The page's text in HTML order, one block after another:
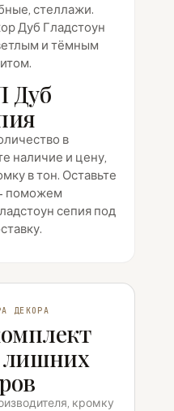
стеллажи.
Дуб Гладстоун
и тёмным
Дуб
в
наличие и цену,
в тон. Оставьте
поможем
сепия под
ДЕКОРА
кромку